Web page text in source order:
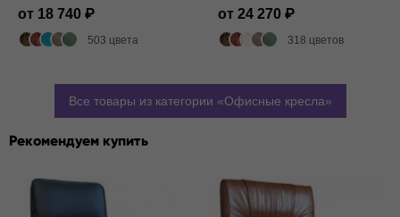
от 18 740
503 цвета
от 24 270
318 цветов
Все товары из категории Офисные кресла
Рекомендуем купить